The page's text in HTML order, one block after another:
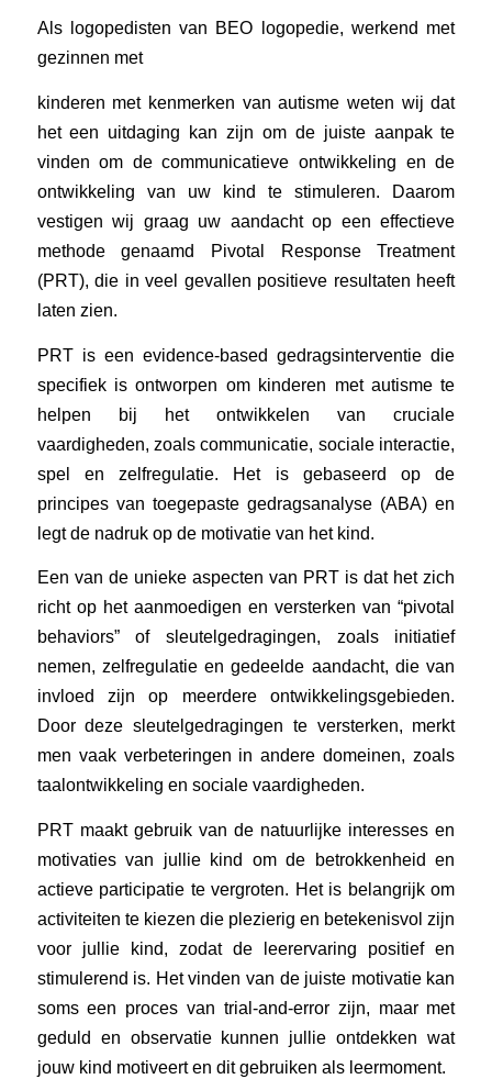
Als logopedisten van BEO logopedie, werkend met
gezinnen met
kinderen met kenmerken van autisme weten wij dat
het een uitdaging kan zijn om de juiste aanpak te
vinden om de communicatieve ontwikkeling en de
ontwikkeling van uw kind te stimuleren. Daarom
vestigen wij graag uw aandacht op een effectieve
methode genaamd Pivotal Response Treatment
(PRT), die in veel gevallen positieve resultaten heeft
laten zien.
PRT is een evidence-based gedragsinterventie die
specifiek is ontworpen om kinderen met autisme te
helpen bij het ontwikkelen van cruciale
vaardigheden, zoals communicatie, sociale interactie,
spel en zelfregulatie. Het is gebaseerd op de
principes van toegepaste gedragsanalyse (ABA) en
legt de nadruk op de motivatie van het kind.
Een van de unieke aspecten van PRT is dat het zich
richt op het aanmoedigen en versterken van “pivotal
behaviors” of sleutelgedragingen, zoals initiatief
nemen, zelfregulatie en gedeelde aandacht, die van
invloed zijn op meerdere ontwikkelingsgebieden.
Door deze sleutelgedragingen te versterken, merkt
men vaak verbeteringen in andere domeinen, zoals
taalontwikkeling en sociale vaardigheden.
PRT maakt gebruik van de natuurlijke interesses en
motivaties van jullie kind om de betrokkenheid en
actieve participatie te vergroten. Het is belangrijk om
activiteiten te kiezen die plezierig en betekenisvol zijn
voor jullie kind, zodat de leerervaring positief en
stimulerend is. Het vinden van de juiste motivatie kan
soms een proces van trial-and-error zijn, maar met
geduld en observatie kunnen jullie ontdekken wat
jouw kind motiveert en dit gebruiken als leermoment.